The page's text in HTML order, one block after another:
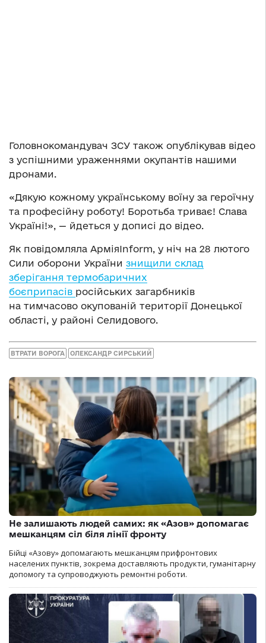
Головнокомандувач ЗСУ також опублікував відео
з успішними ураженнями окупантів нашими
дронами.
«Дякую кожному українському воїну за героїчну
та професійну роботу! Боротьба триває! Слава
Україні!», — йдеться у дописі до відео.
Як повідомляла АрміяInform, у ніч на 28 лютого
Сили оборони України знищили склад
зберігання термобаричних
боєприпасів російських загарбників
на тимчасово окупованій території Донецької
області, у районі Селидового.
ВТРАТИ ВОРОГА ОЛЕКСАНДР СИРСЬКИЙ
Не залишають людей самих: як «Азов» допомагає
мешканцям сіл біля лінії фронту
Бійці «Азову» допомагають мешканцям прифронтових
населених пунктів, зокрема доставляють продукти, гуманітарну
допомогу та супроводжують ремонтні роботи.